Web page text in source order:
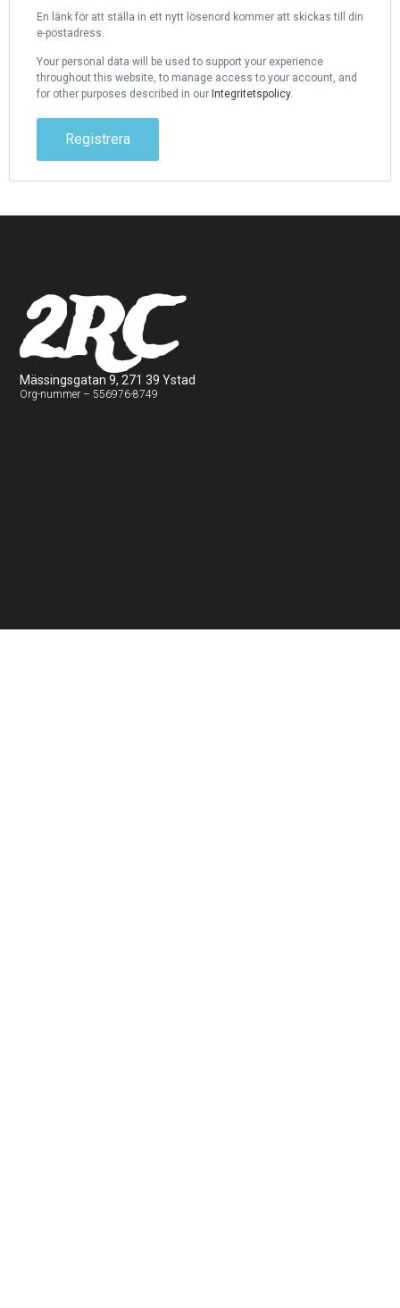
En länk för att ställa in ett nytt lösenord kommer att skickas till din
e-postadress.
Your personal data will be used to support your experience
throughout this website, to manage access to your account, and
for other purposes described in our Integritetspolicy.
Registrera
2RC
Mässingsgatan 9, 271 39 Ystad
Org-nummer – 556976-8749